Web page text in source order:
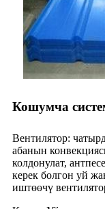
Кошумча
Вентилятор:
абанын
колдонулат,
керек болгон уй
иштөөчү